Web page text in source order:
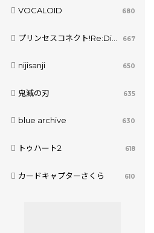
VOCALOID 680
プリンセスコネクト!Re:Dive 667
nijisanji 650
鬼滅の刃 635
blue archive 630
トゥハート2 618
カードキャプターさくら 610